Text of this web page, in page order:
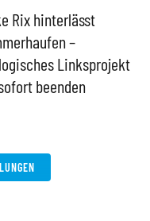
Rix hinterlässt
–
Linksprojekt
beenden